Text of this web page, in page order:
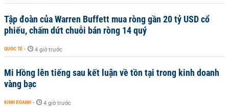
Tập đoàn của Warren Buffett mua ròng gần 20 tỷ USD cổ
phiếu, chấm dứt chuỗi bán ròng 14 quý
QUỐC TẾ - 4 giờ trước
Mi Hồng lên tiếng sau kết luận về tồn tại trong kinh doanh
vàng bạc
KINH DOANH - 4 giờ trước